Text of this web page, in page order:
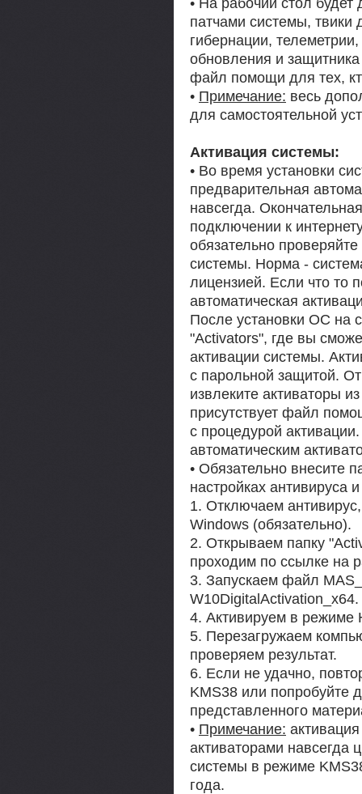
патчами системы,
гибернации,
обновления и
файл помощи для тех,
• Примечание: весь
для самостоятельной
Активация системы:
• Во время установки
предварительная
навсегда.
подключении к
обязательно
системы. Норма -
лицензией. Если что то
автоматическая
После установки ОС на
"Activators", где вы
активации системы.
с парольной защитой.
извлеките активаторы
присутствует файл
с процедурой
автоматическим
• Обязательно внесите
настройках антивируса
1. Отключаем
Windows (обязательно).
2. Открываем папку
проходим по ссылке на
3. Запускаем файл
W10DigitalActivation_x64.
4. Активируем в режиме
5. Перезагружаем
проверяем результат.
6. Если не удачно,
KMS38 или попробуйте
представленного
• Примечание:
активаторами навсегда
системы в режиме
года.